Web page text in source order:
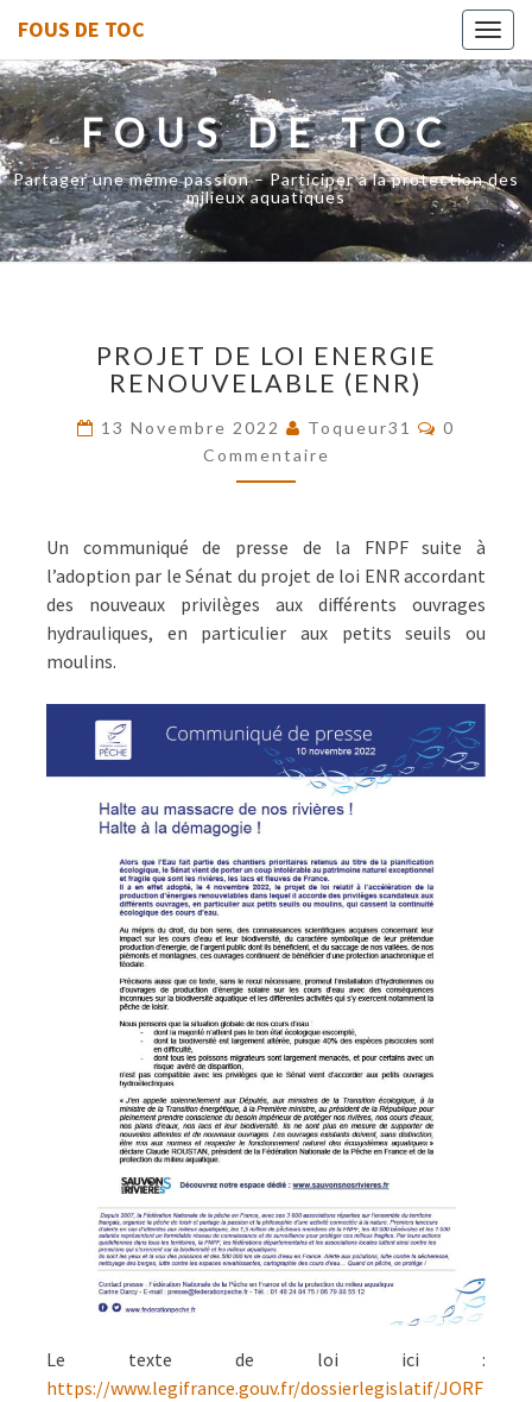
FOUS DE TOC
FOUS DE TOC
Partager une même passion – Participer à la protection des
milieux aquatiques
DE
LOI
RENOUVELABLE
(ENR)
PROJET DE LOI ENERGIE
RENOUVELABLE (ENR)
13 Novembre 2022 Toqueur31
0
Commentaire
Un communiqué de presse de la FNPF suite à
l’adoption par le Sénat du projet de loi ENR accordant
des nouveaux privilèges aux différents ouvrages
hydrauliques, en particulier aux petits seuils ou
moulins.
Le texte de loi ici :
https://www.legifrance.gouv.fr/dossierlegislatif/JORF